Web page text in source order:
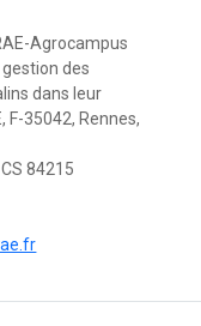
Agrocampus
des
dans leur
F-35042, Rennes,
84215